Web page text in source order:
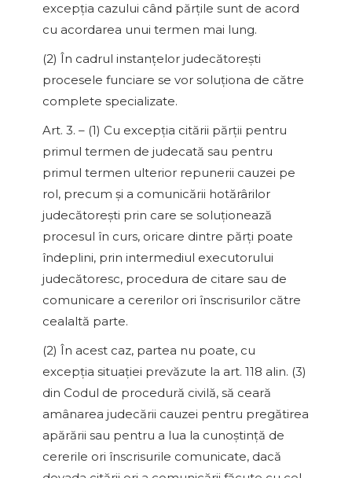
excepţia cazului când părţile sunt de acord
cu acordarea unui termen mai lung.
(2) În cadrul instanţelor judecătoreşti
procesele funciare se vor soluţiona de către
complete specializate.
Art. 3. – (1) Cu excepţia citării părţii pentru
primul termen de judecată sau pentru
primul termen ulterior repunerii cauzei pe
rol, precum şi a comunicării hotărârilor
judecătoreşti prin care se soluţionează
procesul în curs, oricare dintre părţi poate
îndeplini, prin intermediul executorului
judecătoresc, procedura de citare sau de
comunicare a cererilor ori înscrisurilor către
cealaltă parte.
(2) În acest caz, partea nu poate, cu
excepţia situaţiei prevăzute la art. 118 alin. (3)
din Codul de procedură civilă, să ceară
amânarea judecării cauzei pentru pregătirea
apărării sau pentru a lua la cunoştinţă de
cererile ori înscrisurile comunicate, dacă